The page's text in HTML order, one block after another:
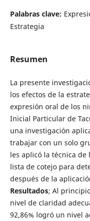
Palabras clave:
Estrategia
Resumen
La presente
los efectos de la
expresión oral de los
Inicial Particular de
una investigación
trabajar con un solo
les aplicó la técnica
lista de cotejo para
después de la
Resultados; Al
nivel de claridad
92,86% logró un nivel